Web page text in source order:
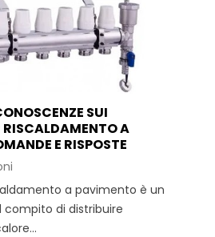
SUI
RISCALDAMENTO A
E RISPOSTE
a pavimento è un
compito di distribuire